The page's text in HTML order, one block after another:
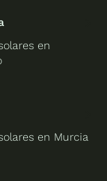
en
en Murcia